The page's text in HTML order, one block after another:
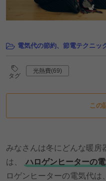
電気代の節約、節電テクニッ
タグ
光熱費(69)
この
みなさんは冬にどんな暖房
は、
ハロゲンヒーターの
ロゲンヒーターの電気代は